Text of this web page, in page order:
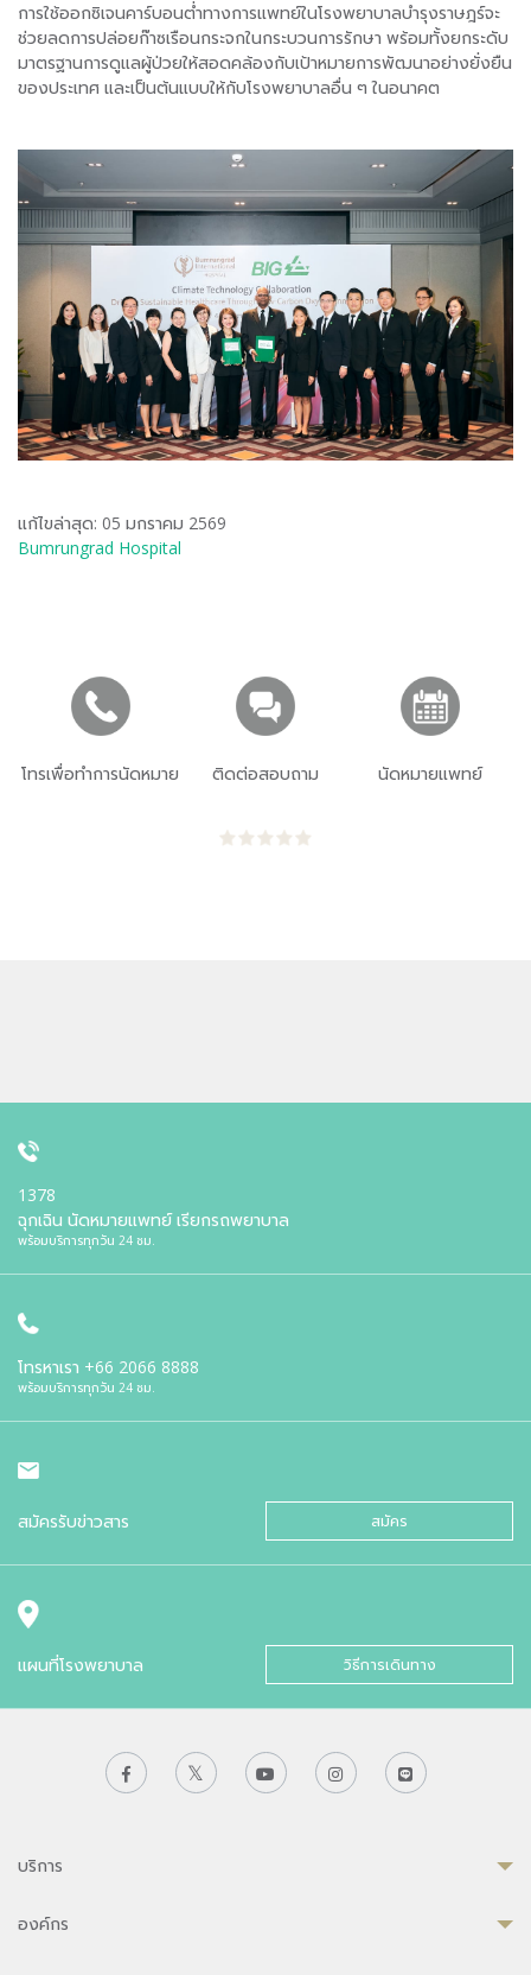
การใช้ออกซิเจนคาร์บอนต่ำทางการแพทย์ในโรงพยาบาลบำรุงราษฎร์จะ
ช่วยลดการปล่อยก๊าซเรือนกระจกในกระบวนการรักษา พร้อมทั้งยกระดับ
มาตรฐานการดูแลผู้ป่วยให้สอดคล้องกับเป้าหมายการพัฒนาอย่างยั่งยืน
ของประเทศ และเป็นต้นแบบให้กับโรงพยาบาลอื่น ๆ ในอนาคต
แก้ไขล่าสุด: 05 มกราคม 2569
Bumrungrad Hospital
โทรเพื่อทำการนัดหมาย ติดต่อสอบถาม นัดหมายแพทย์
1378
ฉุกเฉิน นัดหมายแพทย์ เรียกรถพยาบาล
พร้อมบริการทุกวัน 24 ชม.
โทรหาเรา +66 2066 8888
พร้อมบริการทุกวัน 24 ชม.
สมัครรับข่าวสาร สมัคร
แผนที่โรงพยาบาล วิธีการเดินทาง
บริการ
องค์กร